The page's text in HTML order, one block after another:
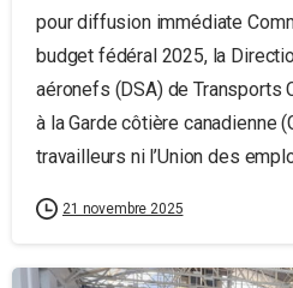
pour diffusion immédiate
budget fédéral 2025, la
aéronefs (DSA) de Transports
à la Garde côtière canadienne
travailleurs ni l’Union des
21 novembre 2025